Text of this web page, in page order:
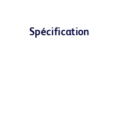
Spécification